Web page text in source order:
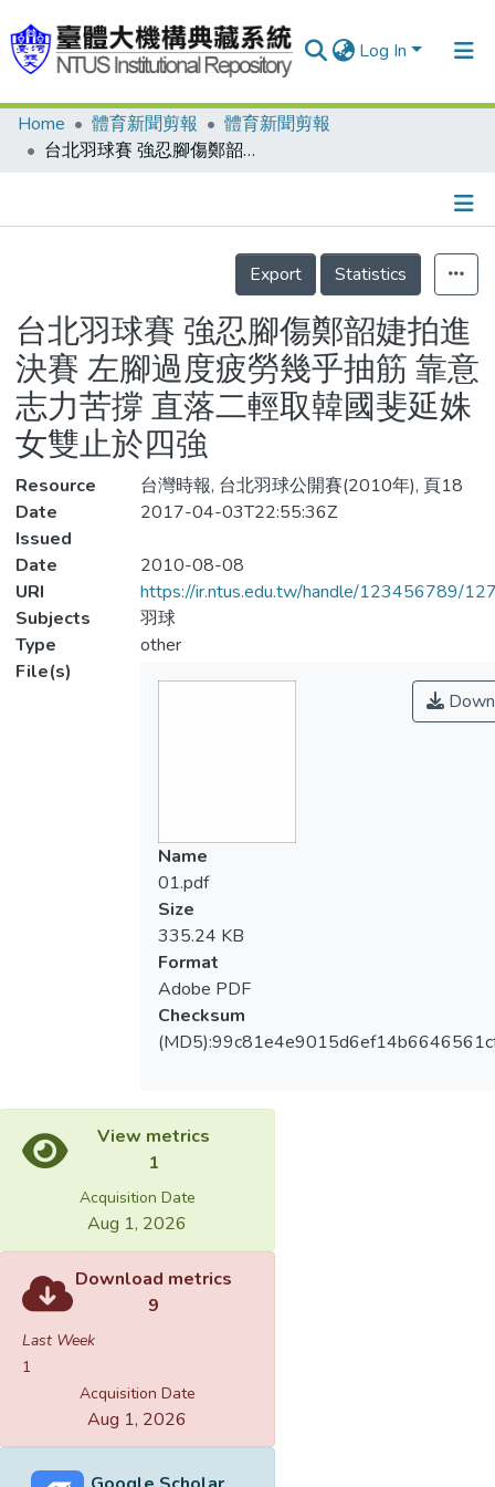
Log In
Communities & Collections
Statistics
Home 體育新聞剪報
體育新聞剪報
台北羽球賽 強忍腳傷鄭韶婕拍進決賽 左腳過度疲勞幾乎抽筋 靠意志力苦撐 直落二輕取韓國斐延姝 女雙止於四強
Details
Export
Statistics
台北羽球賽 強忍腳傷鄭韶婕拍進
決賽 左腳過度疲勞幾乎抽筋 靠意
志力苦撐 直落二輕取韓國斐延姝
女雙止於四強
Resource
台灣時報, 台北羽球公開賽(2010年), 頁18
Date
Issued
2017-04-03T22:55:36Z
Date
2010-08-08
URI
https://ir.ntus.edu.tw/handle/123456789/
Subjects
羽球
Type
other
File(s)
Name
01.pdf
Size
335.24 KB
Format
Adobe PDF
Checksum
View metrics
1
Acquisition Date
Aug 1, 2026
Download metrics
9
Last Week
1
Acquisition Date
Aug 1, 2026